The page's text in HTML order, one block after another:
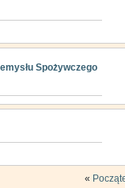
Spożywczego
«